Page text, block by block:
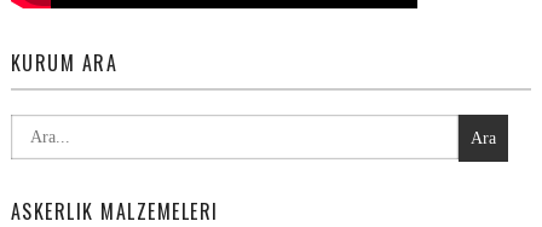
KURUM ARA
Ara
ASKERLIK MALZEMELERI